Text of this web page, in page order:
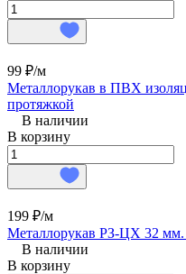
99 ₽/м
Металлорукав в ПВХ
протяжкой
В наличии
В корзину
199 ₽/м
Металлорукав РЗ-ЦХ 32
В наличии
В корзину